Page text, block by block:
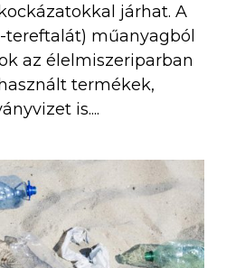
járhat. A
tereftalát) műanyagból
az élelmiszeriparban
termékek,
is....